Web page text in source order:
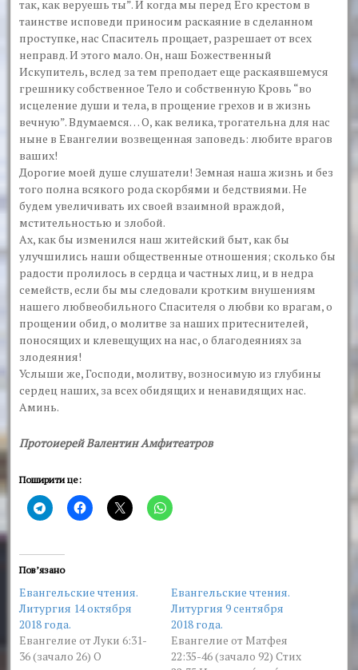
так, как веруешь ты”. И когда мы перед Его крестом в
таинстве исповеди приносим раскаяние в сделанном
проступке, нас Спаситель прощает, разрешает от всех
неправд. И этого мало. Он, наш Божественный
Искупитель, вслед за тем преподает еще раскаявшемуся
грешнику собственное Тело и собственную Кровь “во
исцеление души и тела, в прощение грехов и в жизнь
вечную”. Вдумаемся… О, как велика, трогательна для нас
ныне в Евангелии возвещенная заповедь: любите врагов
ваших!
Дорогие моей душе слушатели! Земная наша жизнь и без
того полна всякого рода скорбями и бедствиями. Не
будем увеличивать их своей взаимной враждой,
мстительностью и злобой.
Ах, как бы изменился наш житейский быт, как бы
улучшились наши общественные отношения; сколько бы
радости пролилось в сердца и частных лиц, и в недра
семейств, если бы мы следовали кротким внушениям
нашего любвеобильного Спасителя о любви ко врагам, о
прощении обид, о молитве за наших притеснителей,
поносящих и клевещущих на нас, о благодеяниях за
злодеяния!
Услыши же, Господи, молитву, возносимую из глубины
сердец наших, за всех обидящих и ненавидящих нас.
Аминь.
Протоиерей Валентин Амфитеатров
Поширити це:
Пов’язано
Евангельские чтения.
Литургия 14 октября
2018 года.
Евангелие от Луки 6:31-
36 (зачало 26) О
Евангельские чтения.
Литургия 9 сентября
2018 года.
Евангелие от Матфея
22:35-46 (зачало 92) Стих